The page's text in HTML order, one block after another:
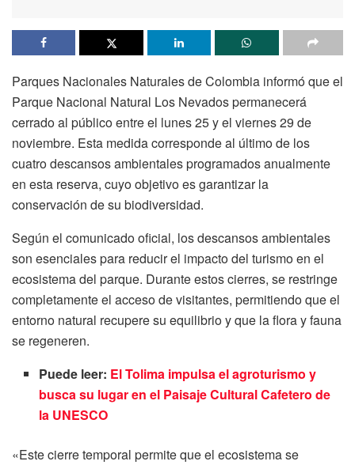
Parques Nacionales Naturales de Colombia informó que el
Parque Nacional Natural Los Nevados permanecerá
cerrado al público entre el lunes 25 y el viernes 29 de
noviembre. Esta medida corresponde al último de los
cuatro descansos ambientales programados anualmente
en esta reserva, cuyo objetivo es garantizar la
conservación de su biodiversidad.
Según el comunicado oficial, los descansos ambientales
son esenciales para reducir el impacto del turismo en el
ecosistema del parque. Durante estos cierres, se restringe
completamente el acceso de visitantes, permitiendo que el
entorno natural recupere su equilibrio y que la flora y fauna
se regeneren.
Puede leer: El Tolima impulsa el agroturismo y
busca su lugar en el Paisaje Cultural Cafetero de
la UNESCO
«Este cierre temporal permite que el ecosistema se